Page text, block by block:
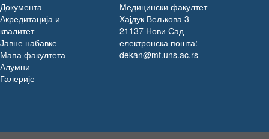
Документа
Акредитација и
квалитет
Јавне набавке
Мапа факултета
Алумни
Галерије
Медицински факултет
Хајдук Вељкова 3
21137 Нови Сад
електронска пошта:
dekan@mf.uns.ac.rs